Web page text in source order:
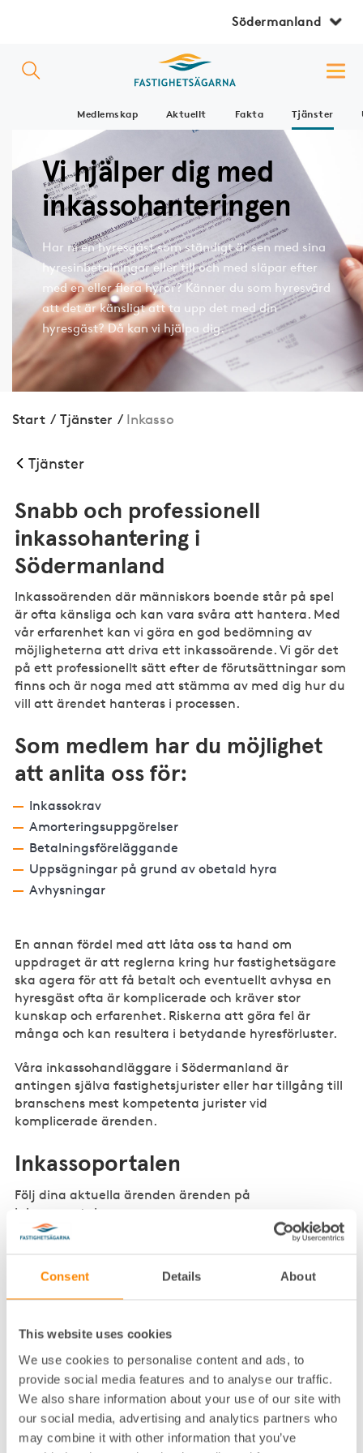
Consent Details About
This website uses cookies
We use cookies to personalise content and ads, to
provide social media features and to analyse our traffic.
We also share information about your use of our site with
our social media, advertising and analytics partners who
may combine it with other information that you’ve
Södermanland
Medlemskap Aktuellt Fakta Tjänster
Vi hjälper dig med
inkassohanteringen
Har ni en hyresgäst som ständigt är sen med sina
hyresinbetalningar eller till och med släpar efter
med en eller flera hyror? Känner du som hyresvärd
att det är känsligt att ta upp det med din
hyresgäst? Då kan vi hjälpa dig.
Start / Tjänster / Inkasso
Tjänster
Snabb och professionell
inkassohantering i
Södermanland
Inkassoärenden där människors boende står på spel
är ofta känsliga och kan vara svåra att hantera. Med
vår erfarenhet kan vi göra en god bedömning av
möjligheterna att driva ett inkassoärende. Vi gör det
på ett professionellt sätt efter de förutsättningar som
finns och är noga med att stämma av med dig hur du
vill att ärendet hanteras i processen.
Som medlem har du möjlighet
att anlita oss för:
Inkassokrav
Amorteringsuppgörelser
Betalningsföreläggande
Uppsägningar på grund av obetald hyra
Avhysningar
En annan fördel med att låta oss ta hand om
uppdraget är att reglerna kring hur fastighetsägare
ska agera för att få betalt och eventuellt avhysa en
hyresgäst ofta är komplicerade och kräver stor
kunskap och erfarenhet. Riskerna att göra fel är
många och kan resultera i betydande hyresförluster.
Våra inkassohandläggare i Södermanland är
antingen själva fastighetsjurister eller har tillgång till
branschens mest kompetenta jurister vid
komplicerade ärenden.
Inkassoportalen
Följ dina aktuella ärenden ärenden på
inkassoportalen.
Gå direkt till portalen
Vill du ha hjälp av oss?
Om du vill att vi skickar ett inkassokrav behöver
vi en kopia av hyresavtalet tillsammans med
eventuell borgensförbindelse samt en aktuell
reskontra till adressen nedan. Du som är medlem
i Fastighetsägarna MittNord kontaktar någon av